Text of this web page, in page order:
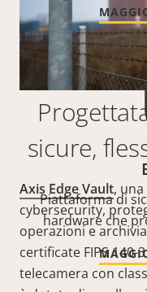
sicure,
Axis Edge Vault,
cybersecurity,
operazioni e
certificate FIPS
telecamera con
Piattaforma di
hardware che